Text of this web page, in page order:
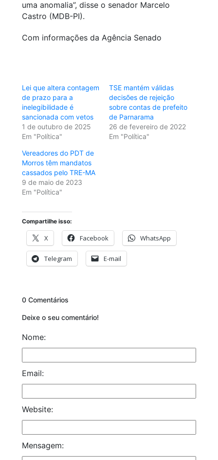
uma anomalia”, disse o senador Marcelo
Castro (MDB-PI).
Com informações da Agência Senado
Lei que altera contagem
de prazo para a
inelegibilidade é
sancionada com vetos
1 de outubro de 2025
Em "Política"
TSE mantém válidas
decisões de rejeição
sobre contas de prefeito
de Parnarama
26 de fevereiro de 2022
Em "Política"
Vereadores do PDT de
Morros têm mandatos
cassados pelo TRE-MA
9 de maio de 2023
Em "Política"
Compartilhe isso:
X Facebook WhatsApp
Telegram E-mail
0 Comentários
Deixe o seu comentário!
Nome:
Email:
Website:
Mensagem: